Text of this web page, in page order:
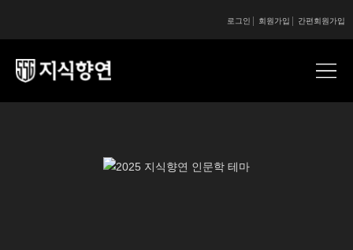
간편회원가입
회원가입
로그인